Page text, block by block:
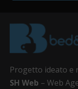
Progetto ideato e
SH Web – Web